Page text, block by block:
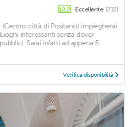
12,2 Eccellente (712)
(Centro città di Positano) impiegherai
interessanti senza dover
Sarai infatti ad appena 5
Verifica disponibilità